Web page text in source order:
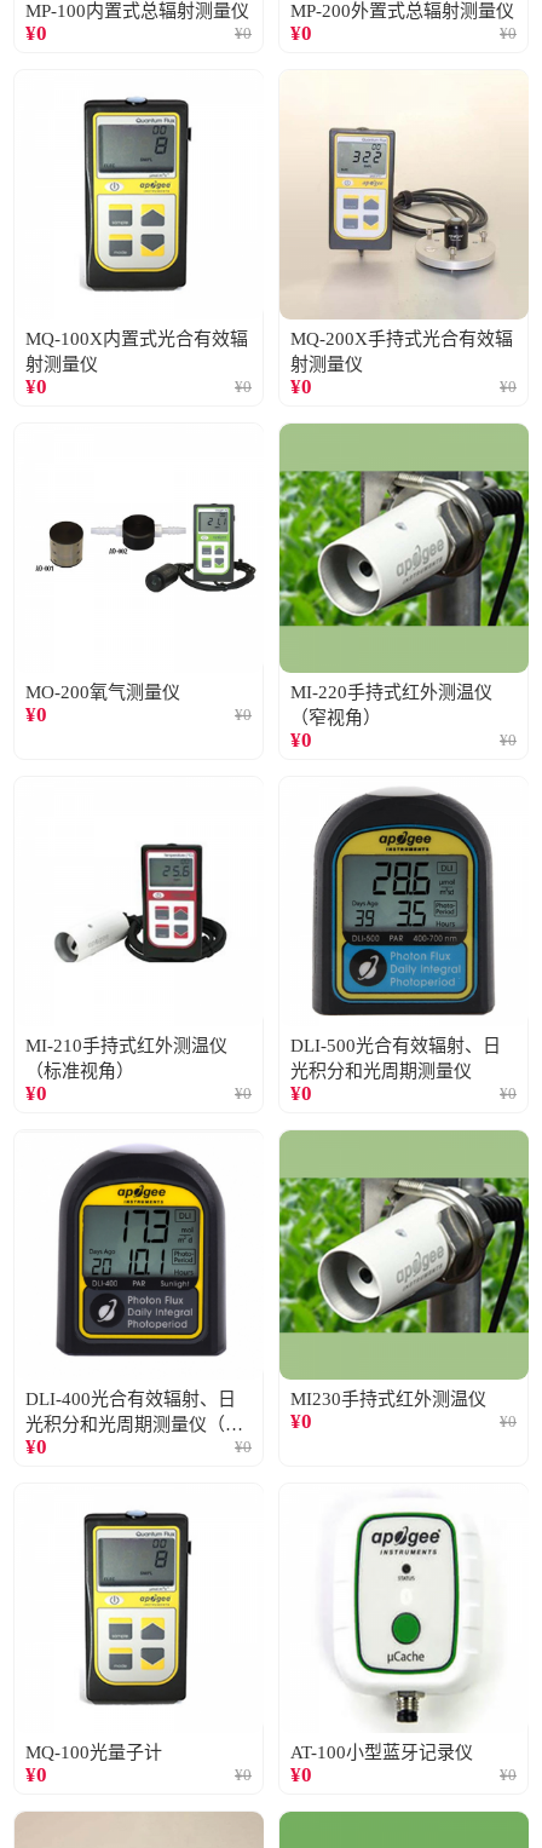
MP-100内置式总辐射测量仪
¥0 ¥0
MP-200外置式总辐射测量仪
¥0 ¥0
MQ-100X内置式光合有效辐
射测量仪
¥0 ¥0
MQ-200X手持式光合有效辐
射测量仪
¥0 ¥0
MO-200氧气测量仪
¥0 ¥0
MI-220手持式红外测温仪
（窄视角）
¥0 ¥0
MI-210手持式红外测温仪
（标准视角）
¥0 ¥0
DLI-500光合有效辐射、日
光积分和光周期测量仪
¥0 ¥0
DLI-400光合有效辐射、日
光积分和光周期测量仪（仅
阳光）
¥0 ¥0
MI230手持式红外测温仪
¥0 ¥0
MQ-100光量子计
¥0 ¥0
AT-100小型蓝牙记录仪
¥0 ¥0